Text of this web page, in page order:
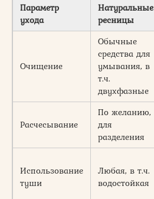
Параметр
ухода
Натуральные
ресницы
Очищение
Обычные
средства для
умывания, в
т.ч.
двухфазные
Расчесывание
По желанию,
для
разделения
Использование
туши
Любая, в т.ч.
водостойкая